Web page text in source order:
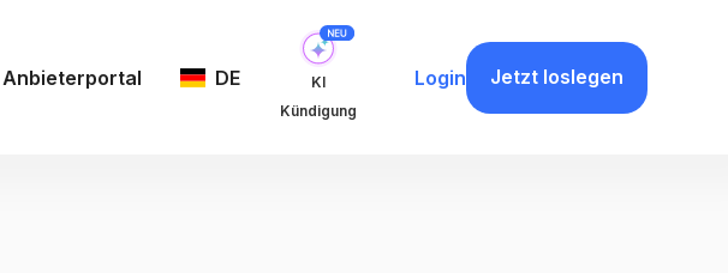
Anbieterportal DE
KI
Kündigung
Login Jetzt loslegen